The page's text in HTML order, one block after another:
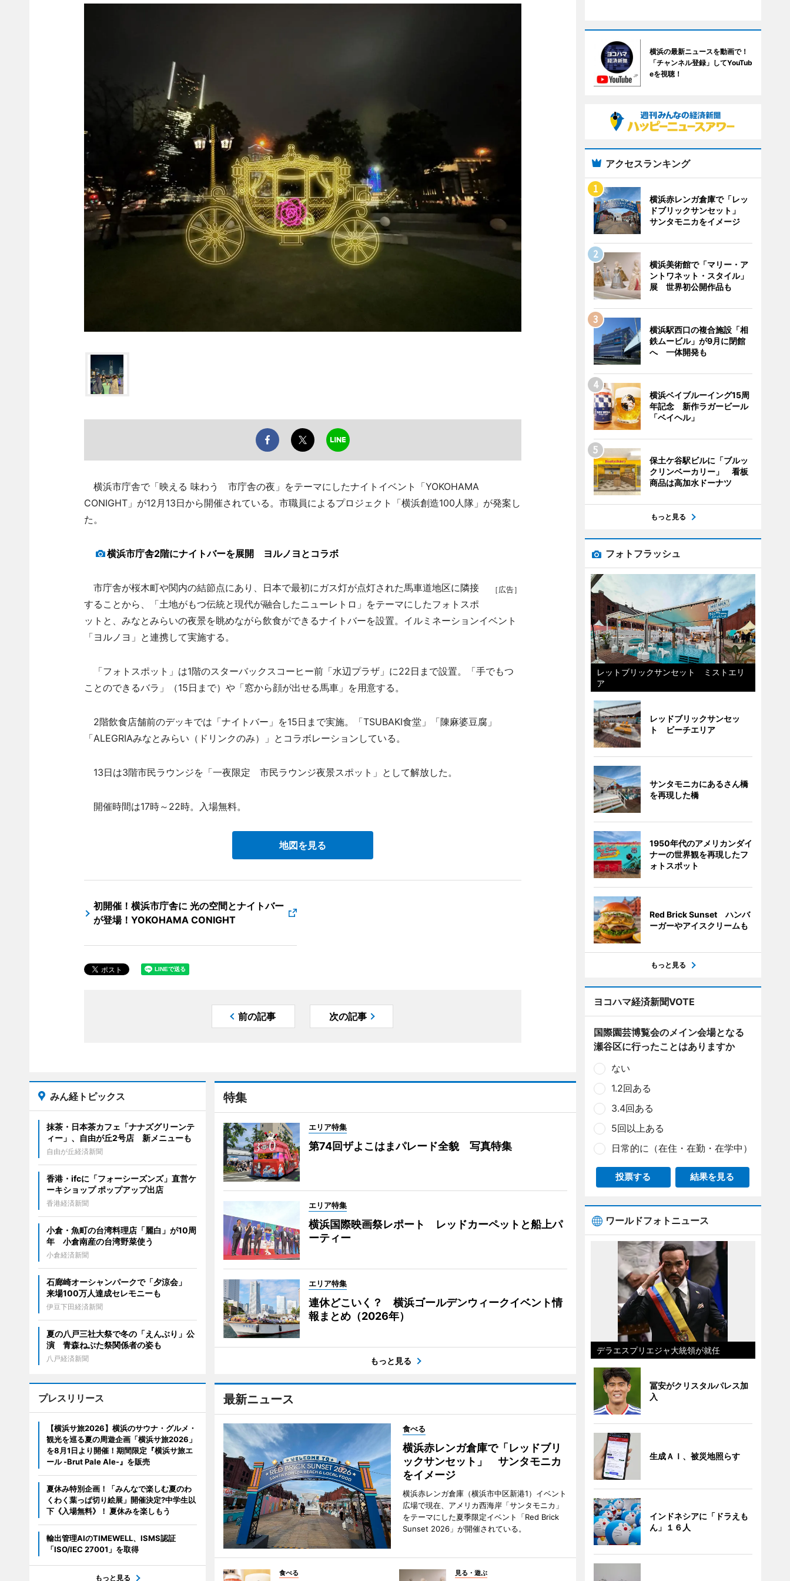
横浜市庁舎で「映える 味わう 市庁舎の夜」をテーマにしたナイトイベント「YOKOHAMA
CONIGHT」が12月13日から開催されている。市職員によるプロジェクト「横浜創造100人隊」が発案し
た。
横浜市庁舎2階にナイトバーを展開 ヨルノヨとコラボ
［広告］
市庁舎が桜木町や関内の結節点にあり、日本で最初にガス灯が点灯された馬車道地区に隣接
することから、「土地がもつ伝統と現代が融合したニューレトロ」をテーマにしたフォトスポ
ットと、みなとみらいの夜景を眺めながら飲食ができるナイトバーを設置。イルミネーションイベント
「ヨルノヨ」と連携して実施する。
「フォトスポット」は1階のスターバックスコーヒー前「水辺プラザ」に22日まで設置。「手でもつ
ことのできるバラ」（15日まで）や「窓から顔が出せる馬車」を用意する。
2階飲食店舗前のデッキでは「ナイトバー」を15日まで実施。「TSUBAKI食堂」「陳麻婆豆腐」
「ALEGRIAみなとみらい（ドリンクのみ）」とコラボレーションしている。
13日は3階市民ラウンジを「一夜限定 市民ラウンジ夜景スポット」として解放した。
開催時間は17時～22時。入場無料。
地図を見る
初開催！横浜市庁舎に 光の空間とナイトバー
が登場！YOKOHAMA CONIGHT
前の記事 次の記事
特集
エリア特集
第74回ザよこはまパレード全貌 写真特集
エリア特集
横浜国際映画祭レポート レッドカーペットと船上パ
ーティー
エリア特集
連休どこいく？ 横浜ゴールデンウィークイベント情
報まとめ（2026年）
もっと見る
最新ニュース
食べる
横浜赤レンガ倉庫で「レッドブリ
ックサンセット」 サンタモニカ
をイメージ
横浜赤レンガ倉庫（横浜市中区新港1）イベント
広場で現在、アメリカ西海岸「サンタモニカ」
をテーマにした夏季限定イベント「Red Brick
Sunset 2026」が開催されている。
食べる 見る・遊ぶ
みん経トピックス
抹茶・日本茶カフェ「ナナズグリーンテ
ィー」、自由が丘2号店 新メニューも
自由が丘経済新聞
香港・ifcに「フォーシーズンズ」直営ケ
ーキショップ ポップアップ出店
香港経済新聞
小倉・魚町の台湾料理店「麗白」が10周
年 小倉南産の台湾野菜使う
小倉経済新聞
石廊崎オーシャンパークで「夕涼会」
来場100万人達成セレモニーも
伊豆下田経済新聞
夏の八戸三社大祭で冬の「えんぶり」公
演 青森ねぶた祭関係者の姿も
八戸経済新聞
プレスリリース
【横浜サ旅2026】横浜のサウナ・グルメ・
観光を巡る夏の周遊企画「横浜サ旅2026」
を8月1日より開催！期間限定『横浜サ旅エ
ール -Brut Pale Ale-』を販売
夏休み特別企画！「みんなで楽しむ夏のわ
くわく葉っぱ切り絵展」開催決定?中学生以
下《入場無料》！ 夏休みを楽しもう
輸出管理AIのTIMEWELL、ISMS認証
「ISO/IEC 27001」を取得
もっと見る
横浜の最新ニュースを動画で！
「チャンネル登録」してYouTub
eを視聴！
アクセスランキング
横浜赤レンガ倉庫で「レッ
ドブリックサンセット」
サンタモニカをイメージ
横浜美術館で「マリー・ア
ントワネット・スタイル」
展 世界初公開作品も
横浜駅西口の複合施設「相
鉄ムービル」が9月に閉館
へ 一体開発も
横浜ベイブルーイング15周
年記念 新作ラガービール
「ベイヘル」
保土ケ谷駅ビルに「ブルッ
クリンベーカリー」 看板
商品は高加水ドーナツ
もっと見る
フォトフラッシュ
レットブリックサンセット ミストエリ
ア
レッドブリックサンセッ
ト ビーチエリア
サンタモニカにあるさん橋
を再現した橋
1950年代のアメリカンダイ
ナーの世界観を再現したフ
ォトスポット
Red Brick Sunset ハンバ
ーガーやアイスクリームも
もっと見る
ヨコハマ経済新聞VOTE
国際園芸博覧会のメイン会場となる
瀬谷区に行ったことはありますか
ない
1.2回ある
3.4回ある
5回以上ある
日常的に（在住・在勤・在学中）
投票する 結果を見る
ワールドフォトニュース
デラエスプリエジャ大統領が就任
冨安がクリスタルパレス加
入
生成ＡＩ、被災地照らす
インドネシアに「ドラえも
ん」１６人